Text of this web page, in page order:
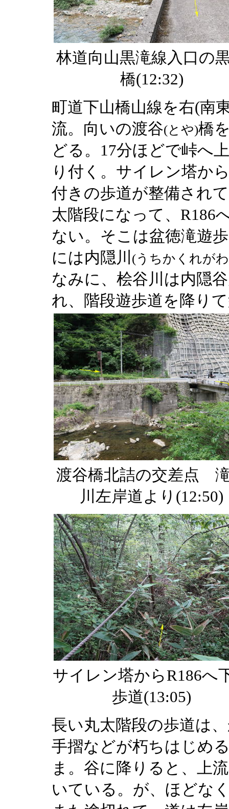
林道向山黒滝線入口の
橋(12:32)
町道下山橋山線を右(南
流。向いの渡谷(とや)橋
どる。17分ほどで峠へ
り付く。サイレン塔か
付きの歩道が整備され
太階段になって、R186
ない。そこは盆徳滝遊
には内隠川 (うちかくれが
なみに、桧谷川は内隠
れ、階段遊歩道を降り
渡谷橋北詰の交差点
川左岸道より(12:50)
サイレン塔からR186へ
歩道(13:05)
長い丸太階段の歩道は
手摺などが朽ちはじめ
ま。谷に降りると、上
いている。が、ほどな